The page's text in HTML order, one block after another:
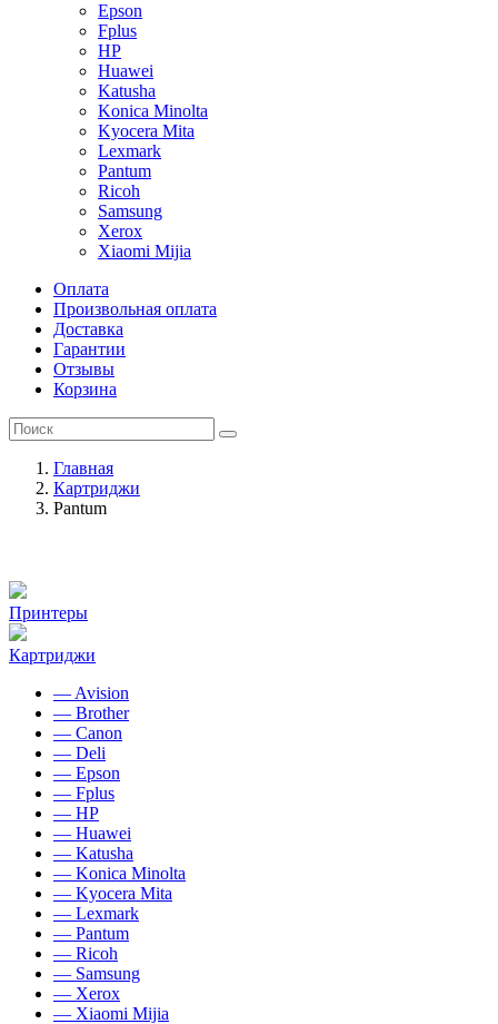
Epson
Fplus
HP
Huawei
Katusha
Konica Minolta
Kyocera Mita
Lexmark
Pantum
Ricoh
Samsung
Xerox
Xiaomi Mijia
Оплата
Произвольная оплата
Доставка
Гарантии
Отзывы
Корзина
Главная
Картриджи
Pantum
Принтеры
Картриджи
— Avision
— Brother
— Canon
— Deli
— Epson
— Fplus
— HP
— Huawei
— Katusha
— Konica Minolta
— Kyocera Mita
— Lexmark
— Pantum
— Ricoh
— Samsung
— Xerox
— Xiaomi Mijia